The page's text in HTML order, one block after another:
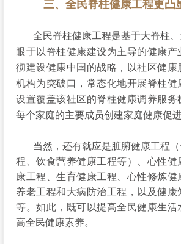
三、全民脊柱健康工程更凸
全民脊柱健康工程是基于大脊柱
眼于以脊柱健康建设为主导的健康
彻建设健康中国的战略，以社区健康
机构为突破口，常态化地开展脊柱健
设置覆盖该社区的脊柱健康调养服务
每个家庭的主要成员创建家庭健康促
当然，还有就应是脏腑健康工程
程、饮食营养健康工程等）、心性健
康工程、生育健康工程、心性修炼
养老工程和大病防治工程，以及健康
等。如此，既可以提高全民健康生活
高全民健康素养。